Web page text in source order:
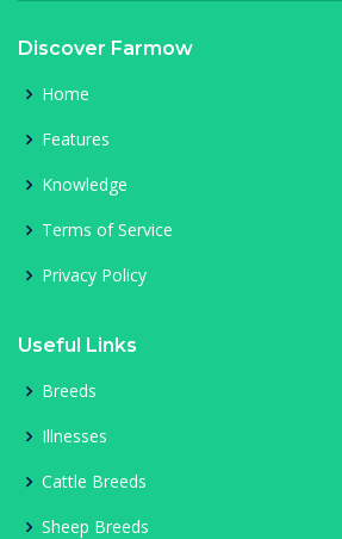
Discover Farmow
Home
Features
Knowledge
Terms of Service
Privacy Policy
Useful Links
Breeds
Illnesses
Cattle Breeds
Sheep Breeds